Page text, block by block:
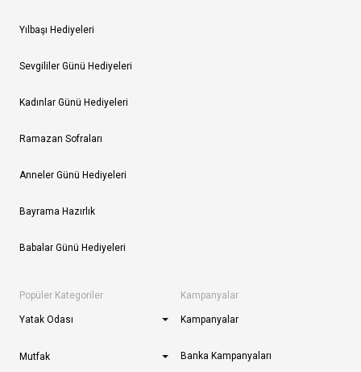
Yılbaşı Hediyeleri
Sevgililer Günü Hediyeleri
Kadınlar Günü Hediyeleri
Ramazan Sofraları
Anneler Günü Hediyeleri
Bayrama Hazırlık
Babalar Günü Hediyeleri
Popüler Kategoriler
Yatak Odası
Mutfak
Kampanyalar
Kampanyalar
Banka Kampanyaları